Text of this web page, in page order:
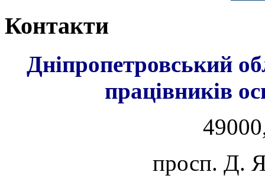
Контакти
Дніпропетровський
працівників
просп. Д.